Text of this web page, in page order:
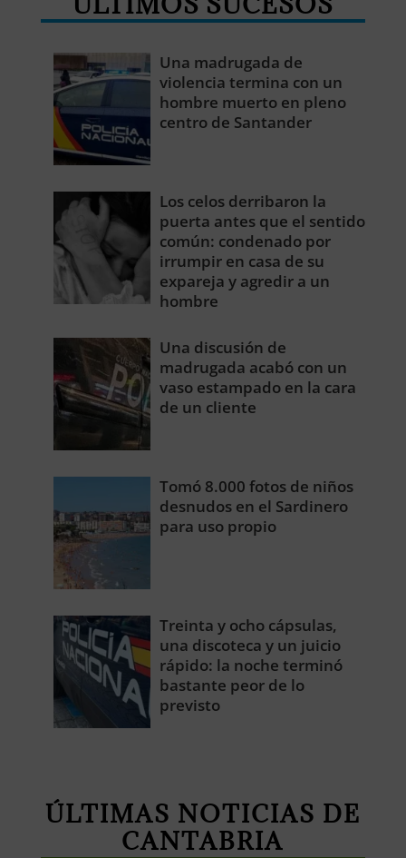
Una madrugada de
violencia termina con un
hombre muerto en pleno
centro de Santander
Los celos derribaron la
puerta antes que el sentido
común: condenado por
irrumpir en casa de su
expareja y agredir a un
hombre
Una discusión de
madrugada acabó con un
vaso estampado en la cara
de un cliente
Tomó 8.000 fotos de niños
desnudos en el Sardinero
para uso propio
Treinta y ocho cápsulas,
una discoteca y un juicio
rápido: la noche terminó
bastante peor de lo
previsto
ÚLTIMAS NOTICIAS DE
CANTABRIA